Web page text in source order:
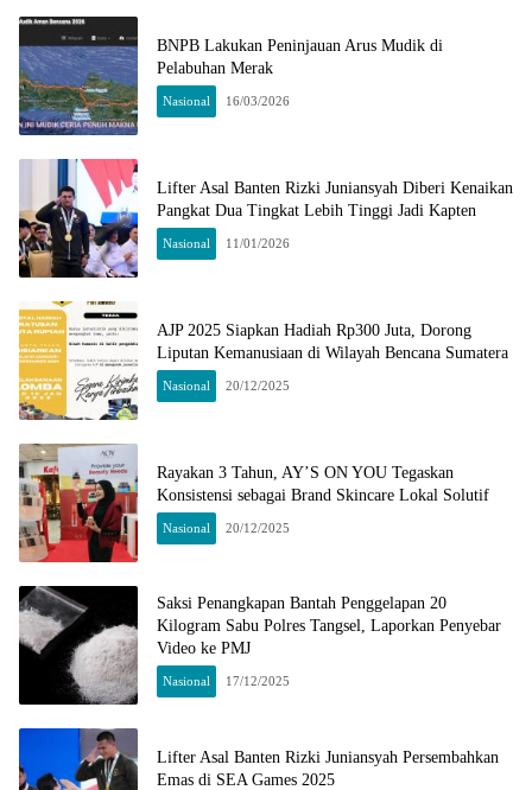
BNPB Lakukan Peninjauan Arus Mudik di
Pelabuhan Merak
Nasional 16/03/2026
Lifter Asal Banten Rizki Juniansyah Diberi Kenaikan
Pangkat Dua Tingkat Lebih Tinggi Jadi Kapten
Nasional 11/01/2026
AJP 2025 Siapkan Hadiah Rp300 Juta, Dorong
Liputan Kemanusiaan di Wilayah Bencana Sumatera
Nasional 20/12/2025
Rayakan 3 Tahun, AY’S ON YOU Tegaskan
Konsistensi sebagai Brand Skincare Lokal Solutif
Nasional 20/12/2025
Saksi Penangkapan Bantah Penggelapan 20
Kilogram Sabu Polres Tangsel, Laporkan Penyebar
Video ke PMJ
Nasional 17/12/2025
Lifter Asal Banten Rizki Juniansyah Persembahkan
Emas di SEA Games 2025